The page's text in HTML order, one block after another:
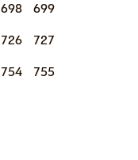
698 699
726 727
754 755